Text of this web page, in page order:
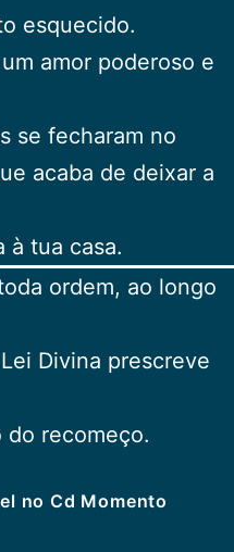
esquecido.
amor poderoso e
se fecharam no
acaba de deixar a
à tua casa.
ordem, ao longo
Divina prescreve
do recomeço.
no Cd Momento